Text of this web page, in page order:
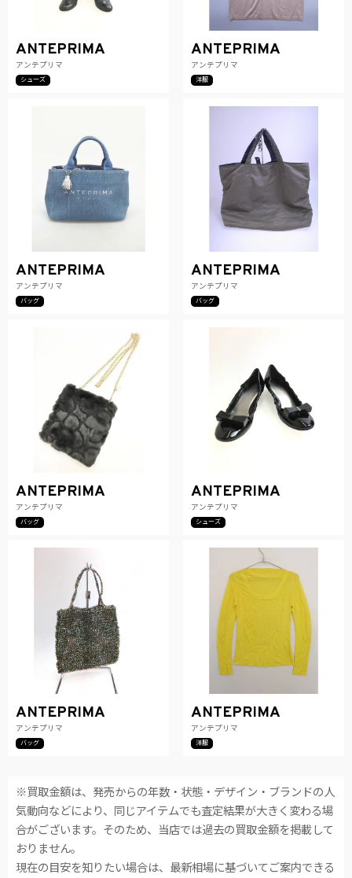
ANTEPRIMA
アンテプリマ
シューズ
ANTEPRIMA
アンテプリマ
洋服
ANTEPRIMA
アンテプリマ
バッグ
ANTEPRIMA
アンテプリマ
バッグ
ANTEPRIMA
アンテプリマ
バッグ
ANTEPRIMA
アンテプリマ
シューズ
ANTEPRIMA
アンテプリマ
バッグ
ANTEPRIMA
アンテプリマ
洋服
※買取金額は、発売からの年数・状態・デザイン・ブランドの人
気動向などにより、同じアイテムでも査定結果が大きく変わる場
合がございます。そのため、当店では過去の買取金額を掲載して
おりません。
現在の目安を知りたい場合は、最新相場に基づいてご案内できる